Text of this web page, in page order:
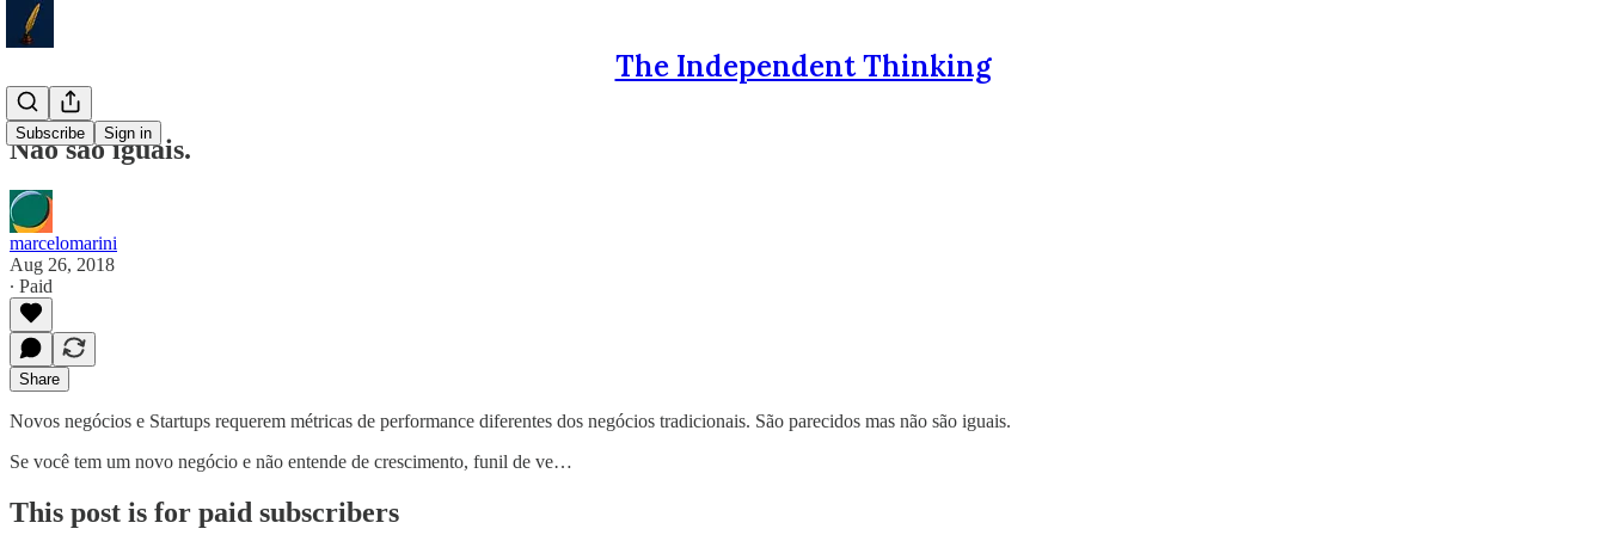
The Independent Thinking
Subscribe Sign in
Não são iguais.
marcelomarini
Aug 26, 2018
∙ Paid
Share
Novos negócios e Startups requerem métricas de performance diferentes dos negócios tradicionais. São parecidos mas não são iguais.
Se você tem um novo negócio e não entende de crescimento, funil de ve…
This post is for paid subscribers